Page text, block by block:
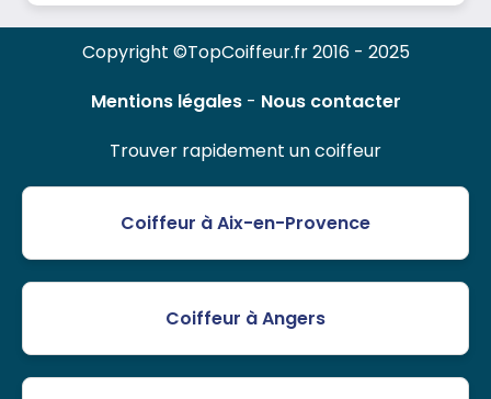
Copyright ©TopCoiffeur.fr 2016 - 2025
Mentions légales- Nous contacter
Trouver rapidement un coiffeur
Coiffeur à Aix-en-Provence
Coiffeur à Angers